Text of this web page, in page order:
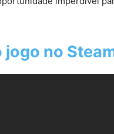
jogo no